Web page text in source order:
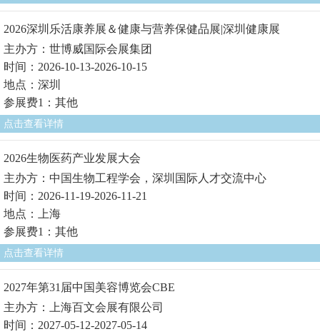
2026深圳乐活康养展＆健康与营养保健品展|深圳健康展
主办方：世博威国际会展集团
时间：2026-10-13-2026-10-15
地点：深圳
参展费1：其他
点击查看详情
2026生物医药产业发展大会
主办方：中国生物工程学会，深圳国际人才交流中心
时间：2026-11-19-2026-11-21
地点：上海
参展费1：其他
点击查看详情
2027年第31届中国美容博览会CBE
主办方：上海百文会展有限公司
时间：2027-05-12-2027-05-14